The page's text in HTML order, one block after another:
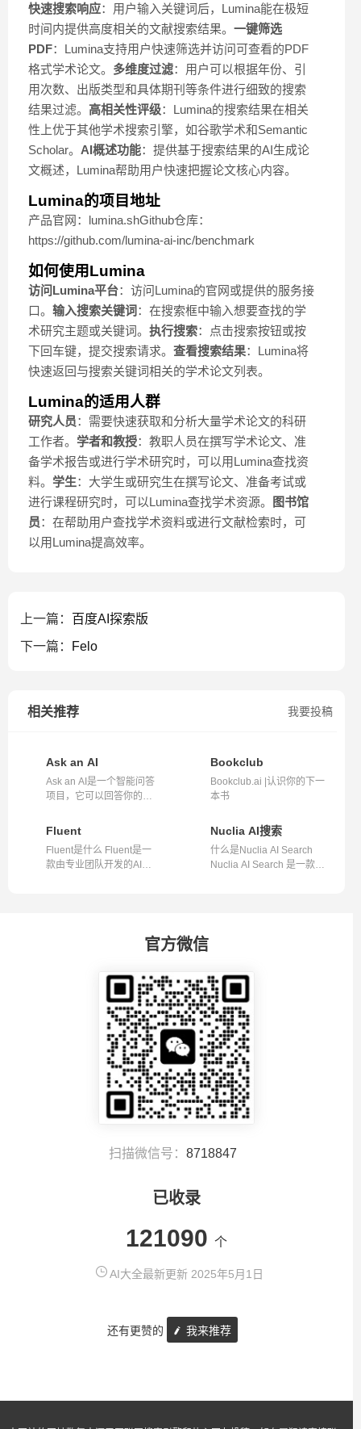
快速搜索响应：用户输入关键词后，Lumina能在极短
时间内提供高度相关的文献搜索结果。 一键筛选
PDF：Lumina支持用户快速筛选并访问可查看的PDF
格式学术论文。 多维度过滤：用户可以根据年份、引
用次数、出版类型和具体期刊等条件进行细致的搜索
结果过滤。 高相关性评级：Lumina的搜索结果在相关
性上优于其他学术搜索引擎，如谷歌学术和Semantic
Scholar。 AI概述功能：提供基于搜索结果的AI生成论
文概述，Lumina帮助用户快速把握论文核心内容。
Lumina的项目地址
产品官网：lumina.shGithub仓库：
https://github.com/lumina-ai-inc/benchmark
如何使用Lumina
访问Lumina平台：访问Lumina的官网或提供的服务接
口。 输入搜索关键词 ：在搜索框中输入想要查找的学
术研究主题或关键词。 执行搜索：点击搜索按钮或按
下回车键，提交搜索请求。 查看搜索结果：Lumina将
快速返回与搜索关键词相关的学术论文列表。
Lumina的适用人群
研究人员：需要快速获取和分析大量学术论文的科研
工作者。 学者和教授：教职人员在撰写学术论文、准
备学术报告或进行学术研究时，可以用Lumina查找资
料。 学生：大学生或研究生在撰写论文、准备考试或
进行课程研究时，可以Lumina查找学术资源。
图书馆
员：在帮助用户查找学术资料或进行文献检索时，可
以用Lumina提高效率。
上一篇： 百度AI探索版
下一篇：
Felo
我要投稿
相关推荐
Ask an AI
Ask an AI是一个智能问答
项目，它可以回答你的各
Bookclub
Bookclub.ai |认识你的下一
本书
Fluent
Fluent是什么 Fluent是一
款由专业团队开发的AI驱
Nuclia AI搜索
什么是Nuclia AI Search
Nuclia AI Search 是一款由
官方微信
扫描微信号： 8718847
已收录
121090 个
AI大全最新更新 2025年5月1日
还有更赞的 我来推荐